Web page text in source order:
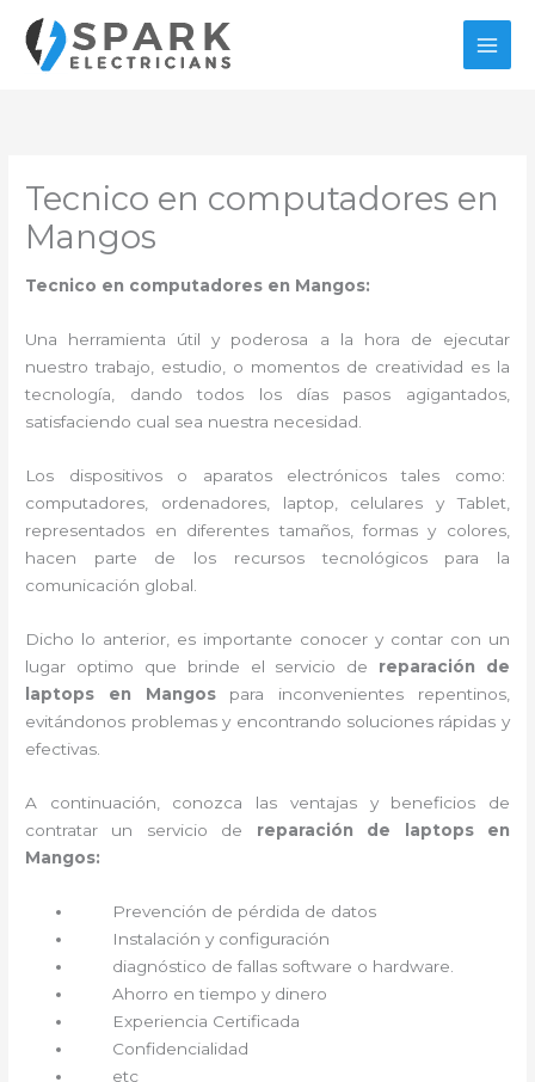
contenido
Tecnico en computadores en
Mangos
Tecnico en computadores en Mangos:
Una herramienta útil y poderosa a la hora de ejecutar
nuestro trabajo, estudio, o momentos de creatividad es la
tecnología, dando todos los días pasos agigantados,
satisfaciendo cual sea nuestra necesidad.
Los dispositivos o aparatos electrónicos tales como:
computadores, ordenadores, laptop, celulares y Tablet,
representados en diferentes tamaños, formas y colores,
hacen parte de los recursos tecnológicos para la
comunicación global.
Dicho lo anterior, es importante conocer y contar con un
lugar optimo que brinde el servicio de reparación de
laptops en Mangos para inconvenientes repentinos,
evitándonos problemas y encontrando soluciones rápidas y
efectivas.
A continuación, conozca las ventajas y beneficios de
contratar un servicio de reparación de laptops en
Mangos:
Prevención de pérdida de datos
Instalación y configuración
diagnóstico de fallas software o hardware
Ahorro en tiempo y dinero
Experiencia Certificada
Confidencialidad
etc